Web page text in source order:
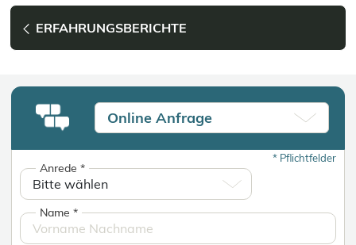
ERFAHRUNGSBERICHTE
Online Anfrage
*Pflichtfelder
Anrede*
Name*